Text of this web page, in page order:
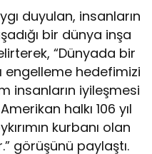
duyulan, insanların
bir dünya inşa
“Dünyada bir
engelleme hedefimizi
insanların iyileşmesi
halkı 106 yıl
kurbanı olan
görüşünü paylaştı.